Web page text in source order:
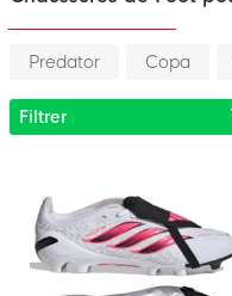
Predator Copa
Filtrer